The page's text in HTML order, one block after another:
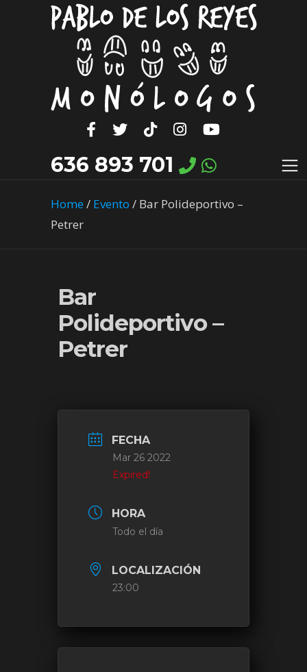
636 893 701
Home/ Evento / Bar Polideportivo –
Petrer
Bar
Polideportivo –
Petrer
FECHA
Mar 26 2022
Expired!
HORA
Todo el día
LOCALIZACIÓN
23:00